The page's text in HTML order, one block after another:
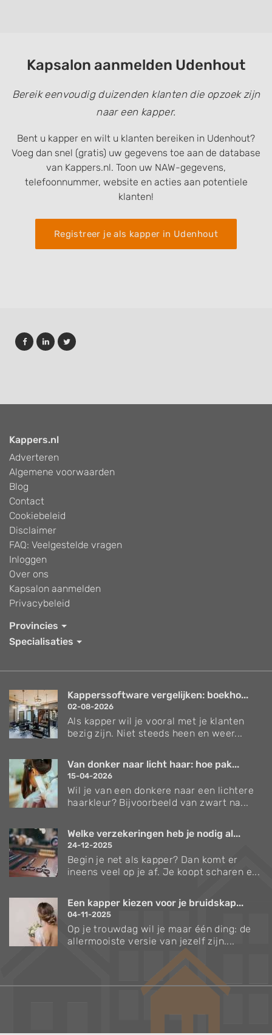
Kapsalon aanmelden Udenhout
Bereik eenvoudig duizenden klanten die opzoek zijn
naar een kapper.
Bent u kapper en wilt u klanten bereiken in Udenhout?
Voeg dan snel (gratis) uw gegevens toe aan de database
van Kappers.nl. Toon uw NAW-gegevens,
telefoonnummer, website en acties aan potentiele
klanten!
Registreer je als kapper in Udenhout
Kappers.nl
Adverteren
Algemene voorwaarden
Blog
Contact
Cookiebeleid
Disclaimer
FAQ: Veelgestelde vragen
Inloggen
Over ons
Kapsalon aanmelden
Privacybeleid
Provincies
Specialisaties
Kapperssoftware vergelijken: boekho...
02-08-2026
Als kapper wil je vooral met je klanten
bezig zijn. Niet steeds heen en weer...
Van donker naar licht haar: hoe pak...
15-04-2026
Wil je van een donkere naar een lichtere
haarkleur? Bijvoorbeeld van zwart na...
Welke verzekeringen heb je nodig al...
24-12-2025
Begin je net als kapper? Dan komt er
ineens veel op je af. Je koopt scharen e...
Een kapper kiezen voor je bruidskap...
04-11-2025
Op je trouwdag wil je maar één ding: de
allermooiste versie van jezelf zijn....